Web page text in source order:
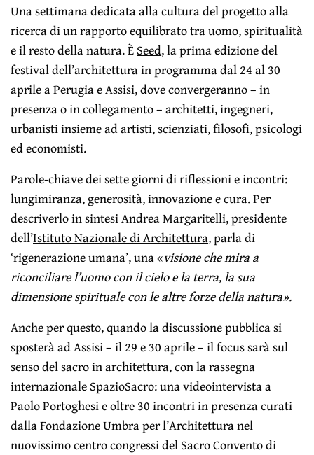
Una settimana dedicata alla cultura del progetto alla
ricerca di un rapporto equilibrato tra uomo, spiritualità
e il resto della natura. ÈSeed, la prima edizione del
festival dell’architettura in programma dal 24 al 30
aprile a Perugia e Assisi, dove convergeranno – in
presenza o in collegamento – architetti, ingegneri,
urbanisti insieme ad artisti, scienziati, filosofi, psicologi
ed economisti.
Parole-chiave dei sette giorni di riflessioni e incontri:
lungimiranza, generosità, innovazione e cura. Per
descriverlo in sintesi Andrea Margaritelli, presidente
dell’Istituto Nazionale di Architettura, parla di
‘rigenerazione umana’, una «visione che mira a
riconciliare l’uomo con il cielo e la terra, la sua
dimensione spirituale con le altre forze della natura».
Anche per questo, quando la discussione pubblica si
sposterà ad Assisi – il 29 e 30 aprile – il focus sarà sul
senso del sacro in architettura, con la rassegna
internazionale SpazioSacro: una videointervista a
Paolo Portoghesi e oltre 30 incontri in presenza curati
dalla Fondazione Umbra per l’Architettura nel
nuovissimo centro congressi del Sacro Convento di